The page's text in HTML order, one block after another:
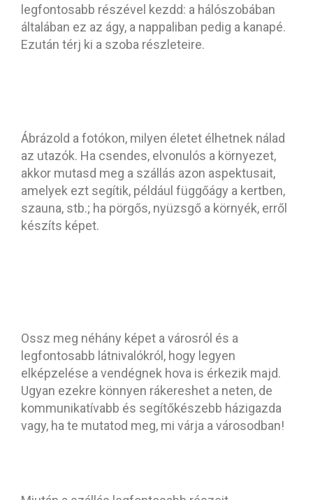
legfontosabb részével kezdd: a hálószobában
általában ez az ágy, a nappaliban pedig a kanapé.
Ezután térj ki a szoba részleteire.
Ábrázold a fotókon, milyen életet élhetnek nálad
az utazók. Ha csendes, elvonulós a környezet,
akkor mutasd meg a szállás azon aspektusait,
amelyek ezt segítik, például függőágy a kertben,
szauna, stb.; ha pörgős, nyüzsgő a környék, erről
készíts képet.
Ossz meg néhány képet a városról és a
legfontosabb látnivalókról, hogy legyen
elképzelése a vendégnek hova is érkezik majd.
Ugyan ezekre könnyen rákereshet a neten, de
kommunikatívabb és segítőkészebb házigazda
vagy, ha te mutatod meg, mi várja a városodban!